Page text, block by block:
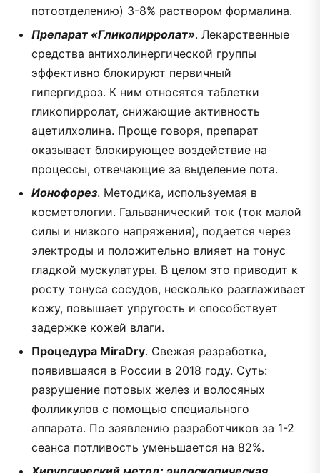
потоотделению) 3-8% раствором формалина.
Препарат «Гликопирролат». Лекарственные
средства антихолинергической группы
эффективно блокируют первичный
гипергидроз. К ним относятся таблетки
гликопирролат, снижающие активность
ацетилхолина. Проще говоря, препарат
оказывает блокирующее воздействие на
процессы, отвечающие за выделение пота.
Ионофорез. Методика, используемая в
косметологии. Гальванический ток (ток малой
силы и низкого напряжения), подается через
электроды и положительно влияет на тонус
гладкой мускулатуры. В целом это приводит к
росту тонуса сосудов, несколько разглаживает
кожу, повышает упругость и способствует
задержке кожей влаги.
Процедура MiraDry. Свежая разработка,
появившаяся в России в 2018 году. Суть:
разрушение потовых желез и волосяных
фолликулов с помощью специального
аппарата. По заявлению разработчиков за 1-2
сеанса потливость уменьшается на 82%.